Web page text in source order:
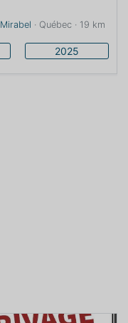
Mirabel · Québec · 19 km
2025